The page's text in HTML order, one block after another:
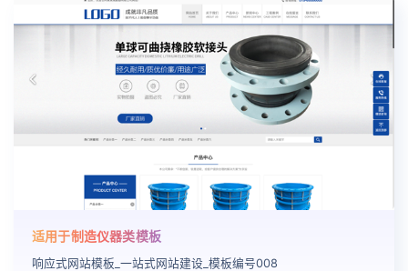
适用于制造仪器类模板
响应式网站模板_一站式网站建设_模板编号008